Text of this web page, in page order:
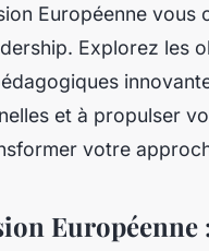
Européenne
Explorez les
et à propulser
votre
Européenne